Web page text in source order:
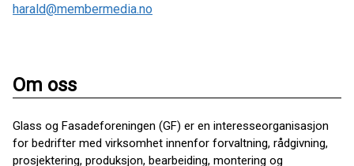
harald@membermedia.no
Om oss
Glass og Fasadeforeningen (GF) er en interesseorganisasjon
for bedrifter med virksomhet innenfor forvaltning, rådgivning,
prosjektering, produksjon, bearbeiding, montering og